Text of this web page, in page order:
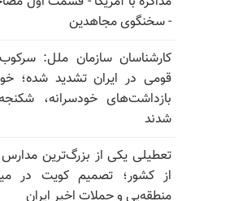
- سخنگوی مجاهدین
کارشناسان سازمان ملل:
قومی در ایران تشدید شده؛
بازداشت‌های خودسرانه،
شدند
تعطیلی یکی از بزرگ‌ترین مدارس
از کشور؛ تصمیم کویت در
منطقه‌یی و حملات اخیر ایران